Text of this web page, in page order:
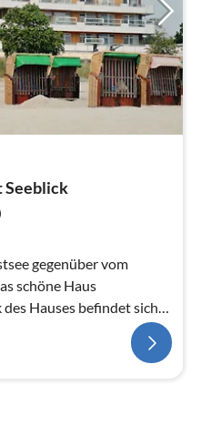
Seeblick
gegenüber vom
schöne Haus
Hauses befindet sich